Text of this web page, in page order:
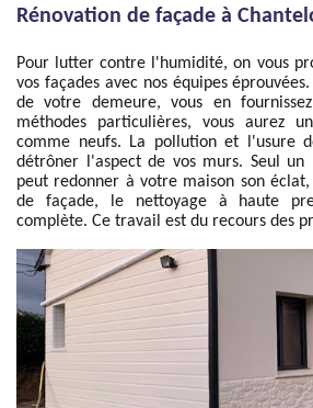
Rénovation de façade à
Pour lutter contre l'humidité, on vous
vos façades avec nos équipes
de votre demeure, vous en
méthodes particulières, vous aurez
comme neufs. La pollution et l'usure
détrôner l'aspect de vos murs. Seul un
peut redonner à votre maison son
de façade, le nettoyage à haute
complète. Ce travail est du recours des